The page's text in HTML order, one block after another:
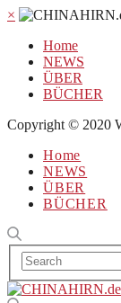
×
Home
NEWS
ÜBER
BÜCHER
Copyright © 2020
Home
NEWS
ÜBER
BÜCHER